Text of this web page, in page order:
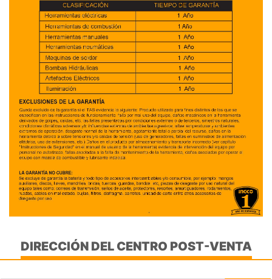
DIRECCIÓN DEL CENTRO POST-VENTA